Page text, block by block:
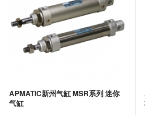
APMATIC新州气缸 MSR系列 迷你
气缸